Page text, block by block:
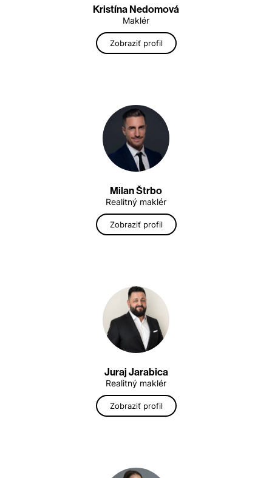
Kristína Nedomová
Maklér
Zobraziť profil
Milan Štrbo
Realitný maklér
Zobraziť profil
Juraj Jarabica
Realitný maklér
Zobraziť profil